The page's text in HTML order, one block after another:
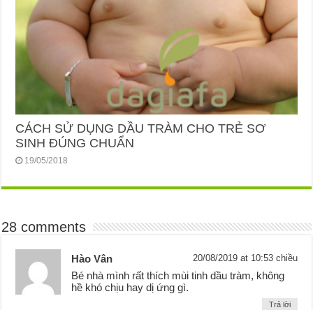
CÁCH SỬ DỤNG DẦU TRÀM CHO TRẺ SƠ
SINH ĐÚNG CHUẨN
19/05/2018
28 comments
Hào Vân 20/08/2019 at 10:53 chiều
Bé nhà mình rất thích mùi tinh dầu tràm, không
hề khó chịu hay dị ứng gì.
Trả lời